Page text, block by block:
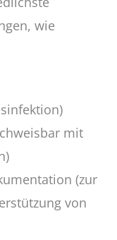
wie
mit
(zur
von